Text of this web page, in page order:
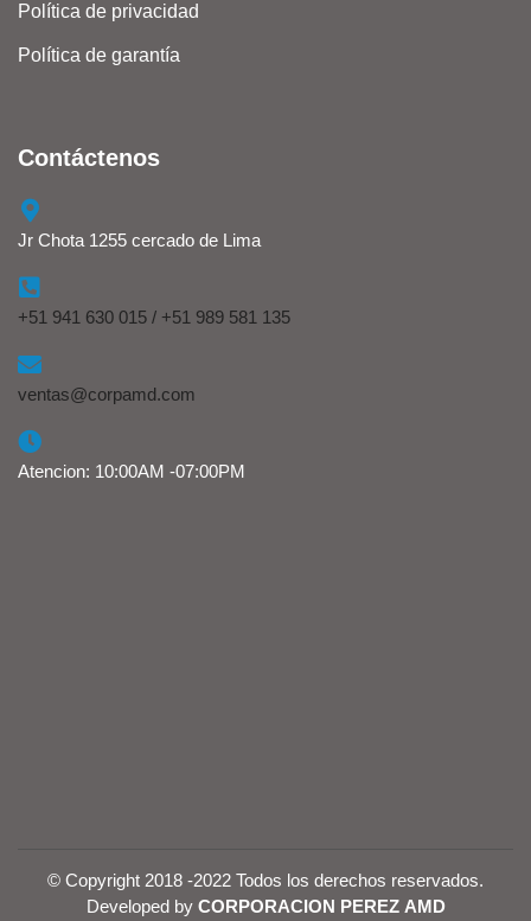
Política de privacidad
Política de garantía
Contáctenos
Jr Chota 1255 cercado de Lima
+51 941 630 015 / +51 989 581 135
ventas@corpamd.com
Atencion: 10:00AM -07:00PM
© Copyright 2018 -2022 Todos los derechos reservados.
Developed by CORPORACION PEREZ AMD